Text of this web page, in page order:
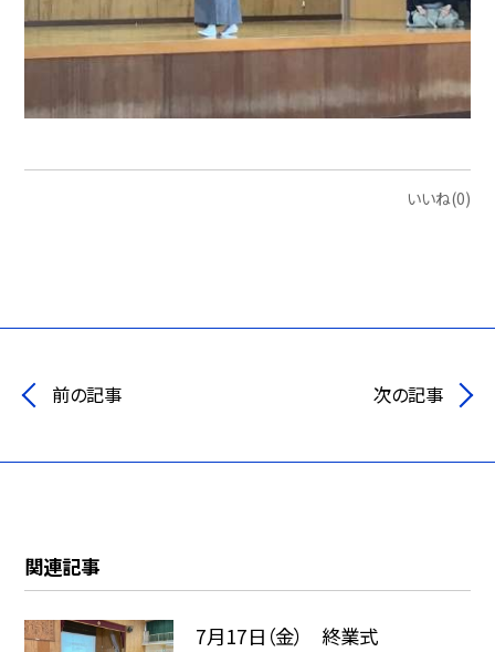
いいね(0)
前の記事 次の記事
関連記事
7月17日（金） 終業式